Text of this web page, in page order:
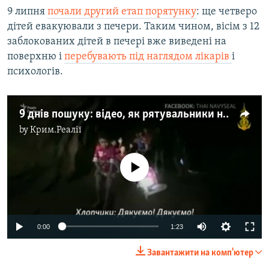
9 липня почали другий етап порятунку: ще четверо
дітей евакуювали з печери. Таким чином, вісім з 12
заблокованих дітей в печері вже виведені на
поверхню і перебувають під наглядом лікарів і
психологів.
9 днів пошуку: відео, як рятувальники нарешті знайшли живими дітей у печері
byКрим.Реалії
No media source currently available
0:00 1:23
Завантажити на комп'ютер